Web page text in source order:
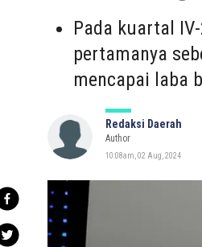
Pada kuartal
pertamanya
mencapai laba
Redaksi Daerah
Author
10:08am, 02 Aug, 2024